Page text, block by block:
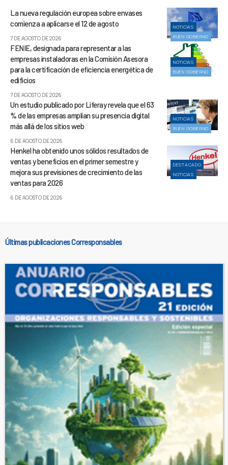
NOTICIAS
BUEN GOBIERNO
La nueva regulación europea sobre envases
comienza a aplicarse el 12 de agosto
7 DE AGOSTO DE 2026
NOTICIAS
BUEN GOBIERNO
FENIE, designada para representar a las
empresas instaladoras en la Comisión Asesora
para la certificación de eficiencia energética de
edificios
7 DE AGOSTO DE 2026
NOTICIAS
BUEN GOBIERNO
Un estudio publicado por Liferay revela que el 63
% de las empresas amplían su presencia digital
más allá de los sitios web
6 DE AGOSTO DE 2026
DESTACADO
NOTICIAS
Henkel ha obtenido unos sólidos resultados de
ventas y beneficios en el primer semestre y
mejora sus previsiones de crecimiento de las
ventas para 2026
6 DE AGOSTO DE 2026
Últimas publicaciones Corresponsables